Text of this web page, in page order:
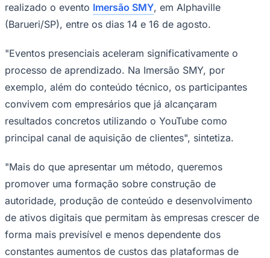
Flamengo
realizado o evento Imersão SMY, em Alphaville
(Barueri/SP), entre os dias 14 e 16 de agosto.
"Eventos presenciais aceleram significativamente o
processo de aprendizado. Na Imersão SMY, por
exemplo, além do conteúdo técnico, os participantes
convivem com empresários que já alcançaram
resultados concretos utilizando o YouTube como
principal canal de aquisição de clientes", sintetiza.
"Mais do que apresentar um método, queremos
promover uma formação sobre construção de
autoridade, produção de conteúdo e desenvolvimento
de ativos digitais que permitam às empresas crescer de
forma mais previsível e menos dependente dos
constantes aumentos de custos das plataformas de